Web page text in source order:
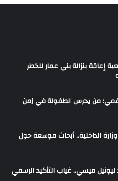
بنزالة بني عمار للخطر
من يحرس الطفولة في زمن
الداخلية.. أبحاث موسعة حول
ميسي.. غياب التأكيد الرسمي